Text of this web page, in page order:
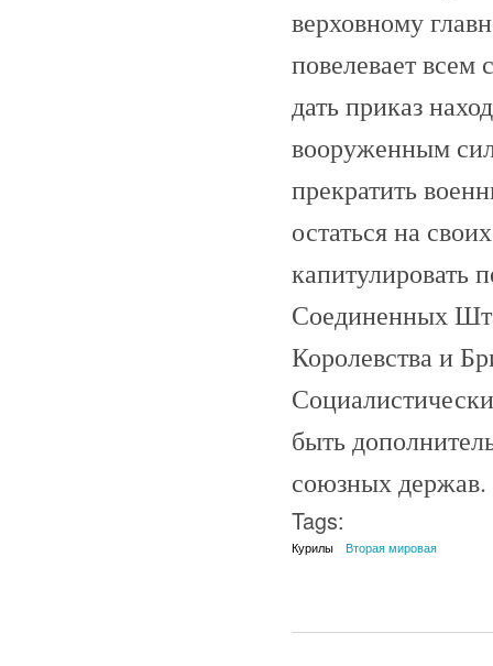
верховному
повелевает
дать приказ
вооруженным
прекратить
остаться на
Соединенных
Королевства и
быть
союзных держав.
Tags:
Курилы Вторая мировая